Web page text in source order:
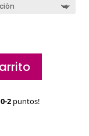
0-2 puntos!